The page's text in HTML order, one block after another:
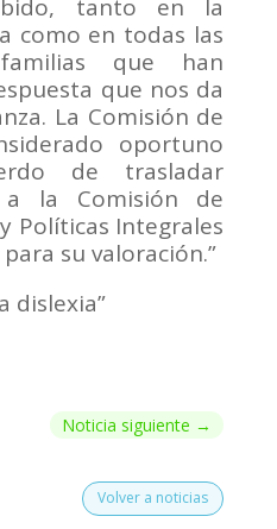
tanto en la
como en todas las
que han
que nos da
La Comisión de
oportuno
de trasladar
la Comisión de
Políticas Integrales
su valoración.”
dislexia”
Noticia siguiente →
Volver a noticias